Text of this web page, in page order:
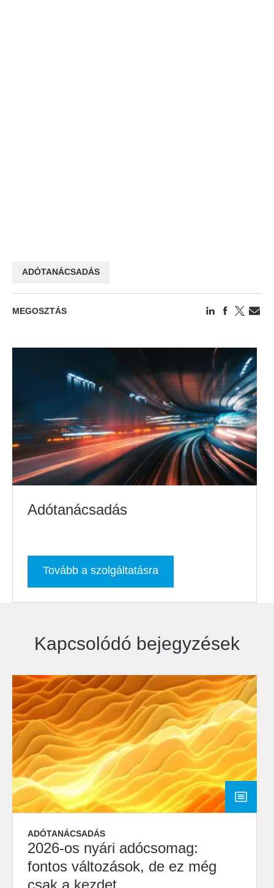
ADÓTANÁCSADÁS
MEGOSZTÁS
Adótanácsadás
Tovább a szolgáltatásra
Kapcsolódó bejegyzések
ADÓTANÁCSADÁS
2026-os nyári adócsomag:
fontos változások, de ez még
csak a kezdet